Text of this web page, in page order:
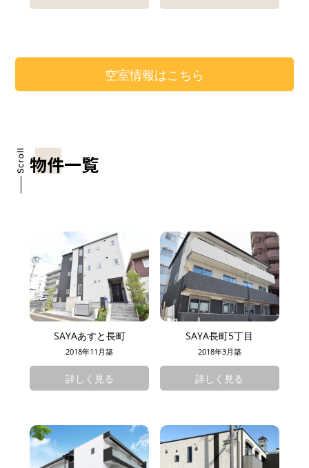
空室情報はこちら
物件一覧
SAYAあすと長町
2018年11月築
詳しく見る
SAYA長町5丁目
2018年3月築
詳しく見る